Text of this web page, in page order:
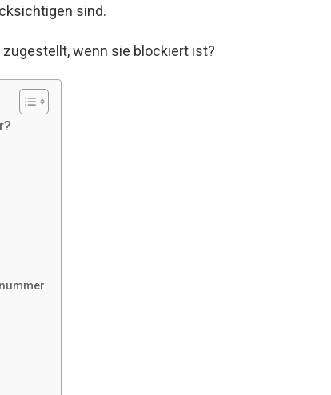
sind.
zugestellt, wenn sie blockiert ist?